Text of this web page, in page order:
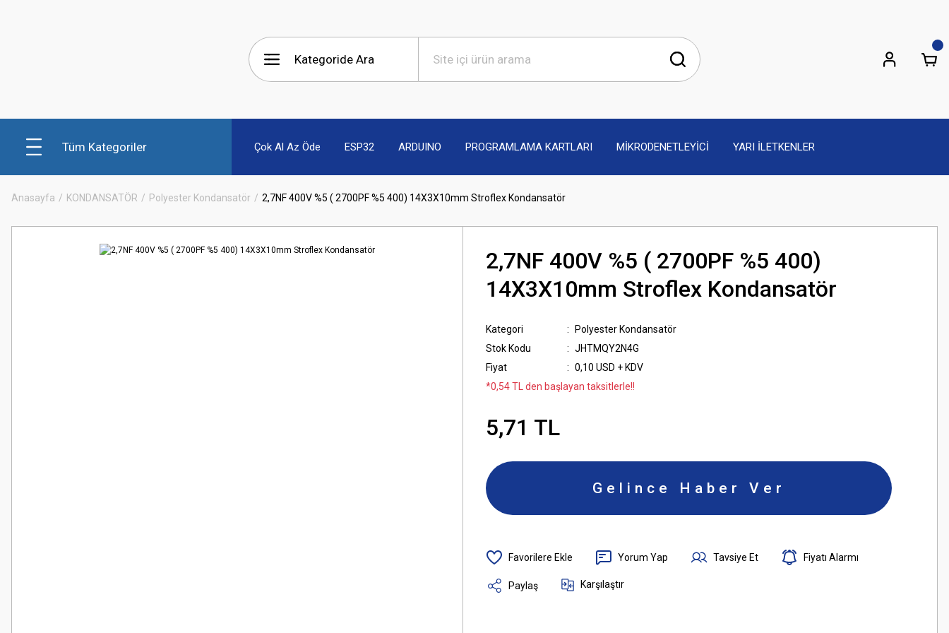
Tüm Kategoriler Çok Al Az Öde ESP32 ARDUINO PROGRAMLAMA KARTLARI MİKRODENETLEYİCİ YARI İLETKENLER
Anasayfa KONDANSATÖR Polyester Kondansatör 2,7NF 400V %5 ( 2700PF %5 400) 14X3X10mm Stroflex Kondansatör
2,7NF 400V %5 ( 2700PF %5 400)
14X3X10mm Stroflex Kondansatör
Kategori
Polyester Kondansatör
Stok Kodu
JHTMQY2N4G
Fiyat
0,10 USD + KDV
*0,54 TL den başlayan taksitlerle!!
5,71 TL
Gelince Haber Ver
Yorum Yap Tavsiye Et Fiyatı Alarmı
Paylaş Karşılaştır